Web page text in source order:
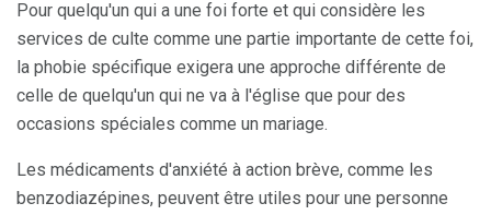
Pour quelqu'un qui a une foi forte et qui considère les
services de culte comme une partie importante de cette foi,
la phobie spécifique exigera une approche différente de
celle de quelqu'un qui ne va à l'église que pour des
occasions spéciales comme un mariage.
Les médicaments d'anxiété à action brève, comme les
benzodiazépines, peuvent être utiles pour une personne